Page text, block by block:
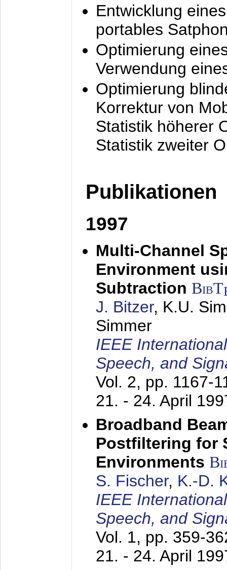
Entwicklung
portables
Optimierung
Verwendung
Optimierung
Korrektur von
Statistik höherer
Statistik zweiter
Publikationen
1997
Multi-Channel
Environment
Subtraction BibT
J. Bitzer, K.U.
Simmer
IEEE
Speech, and
Vol. 2, pp. 1167-
21. - 24. April
Broadband
Postfiltering for
Environments
S. Fischer, K.-D.
IEEE
Speech, and
Vol. 1, pp. 359-
21. - 24. April